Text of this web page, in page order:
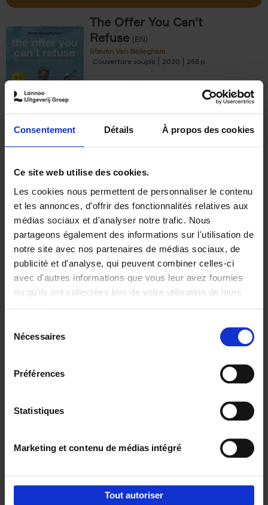
Consentement Détails À propos des cookies
Ce site web utilise des cookies.
Les cookies nous permettent de personnaliser le contenu
et les annonces, d'offrir des fonctionnalités relatives aux
médias sociaux et d'analyser notre trafic. Nous
partageons également des informations sur l'utilisation de
notre site avec nos partenaires de médias sociaux, de
publicité et d'analyse, qui peuvent combiner celles-ci
avec d'autres informations que vous leur avez fournies
ou qu'ils ont collectées lors de votre utilisation de leurs
Nécessaires
Préférences
Statistiques
Marketing et contenu de médias intégré
Tout autoriser
The Offer You Can't
Refuse (EN)
Steven Van Belleghem
Couverture souple
2020 256
€37,50
Building Bonds = Building
Business
Jochen Roef Jozefien De Feyter
Carolien Boom
Couverture souple
2025 200
€29,99
Digital marketing like a PRO -
completely revised edition (EN)